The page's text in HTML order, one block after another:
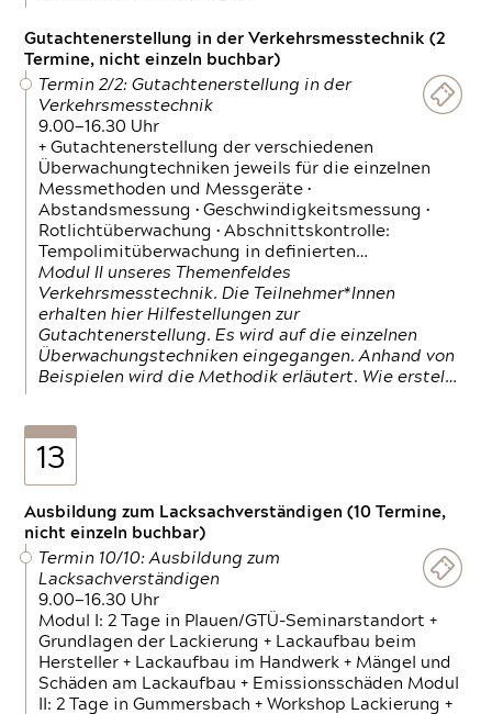
Gutachtenerstellung in der Verkehrsmesstechnik (2
Termine, nicht einzeln buchbar)
Termin 2/2: Gutachtenerstellung in der
Verkehrsmesstechnik
9.00—16.30 Uhr
+ Gutachtenerstellung der verschiedenen
Überwachungtechniken jeweils für die einzelnen
Messmethoden und Messgeräte •
Abstandsmessung • Geschwindigkeitsmessung •
Rotlichtüberwachung • Abschnittskontrolle:
Tempolimitüberwachung in definierten…
Modul II unseres Themenfeldes
Verkehrsmesstechnik. Die Teilnehmer*Innen
erhalten hier Hilfestellungen zur
Gutachtenerstellung. Es wird auf die einzelnen
Überwachungstechniken eingegangen. Anhand von
Beispielen wird die Methodik erläutert. Wie erstel…
13
Ausbildung zum Lacksachverständigen (10 Termine,
nicht einzeln buchbar)
Termin 10/10: Ausbildung zum
Lacksachverständigen
9.00—16.30 Uhr
Modul I: 2 Tage in Plauen/GTÜ-Seminarstandort +
Grundlagen der Lackierung + Lackaufbau beim
Hersteller + Lackaufbau im Handwerk + Mängel und
Schäden am Lackaufbau + Emissionsschäden Modul
II: 2 Tage in Gummersbach + Workshop Lackierung +